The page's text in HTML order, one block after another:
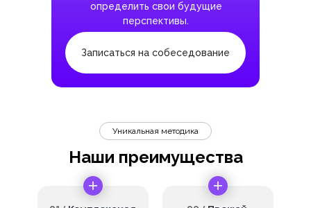
определить свои будущие
перспективы.
Записаться на собеседование
Наши преимущества
Уникальная методика